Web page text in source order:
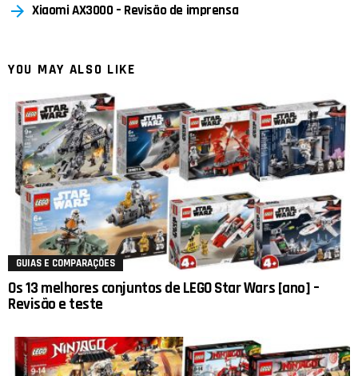
Xiaomi AX3000 – Revisão de imprensa
YOU MAY ALSO LIKE
GUIAS E COMPARAÇÕES
Os 13 melhores conjuntos de LEGO Star Wars [ano] –
Revisão e teste